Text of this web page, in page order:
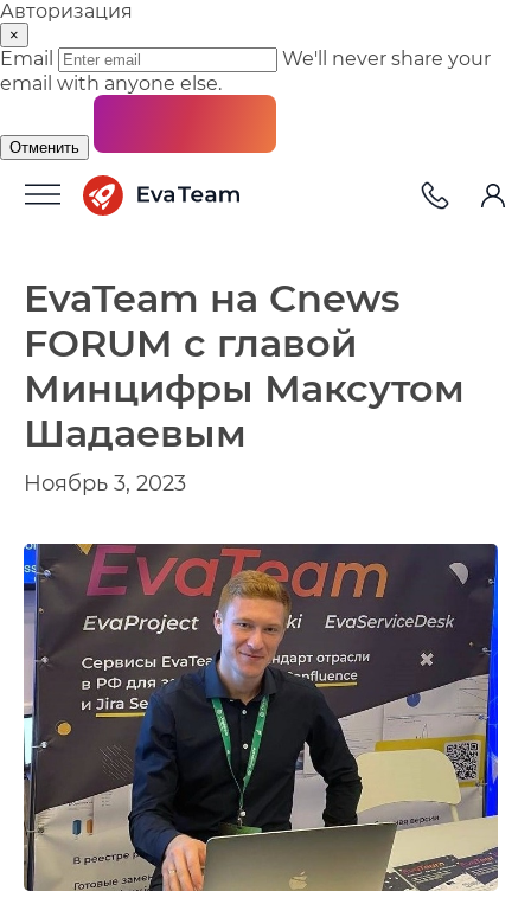
Авторизация
×
Email
We'll never share your
email with anyone else.
Отменить
EvaTeam на Cnews
FORUM с главой
Минцифры Максутом
Шадаевым
Ноябрь 3, 2023